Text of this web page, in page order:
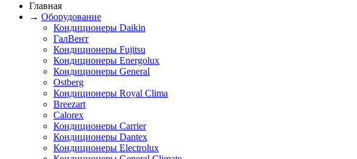
Главная
→ Оборудование
Кондиционеры Daikin
ГалВент
Кондиционеры Fujitsu
Кондиционеры Energolux
Кондиционеры General
Ostberg
Кондиционеры Royal Clima
Breezart
Calorex
Кондиционеры Carrier
Кондиционеры Dantex
Кондиционеры Electrolux